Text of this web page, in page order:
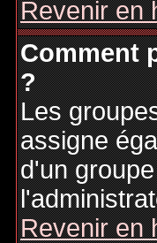
Revenir en
Comment
?
Les
assigne
d'un
Revenir en